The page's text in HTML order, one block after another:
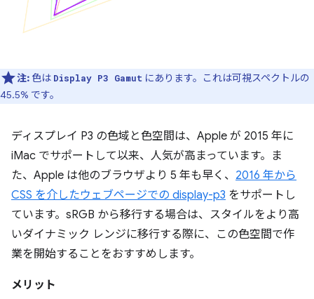
注: 色は Display P3 Gamut にあります。これは可視スペクトルの
45.5% です。
ディスプレイ P3 の色域と色空間は、Apple が 2015 年に
iMac でサポートして以来、人気が高まっています。ま
た、Apple は他のブラウザより 5 年も早く、 2016 年から
CSS を介したウェブページでの display-p3 をサポートし
ています。sRGB から移行する場合は、スタイルをより高
いダイナミック レンジに移行する際に、この色空間で作
業を開始することをおすすめします。
メリット